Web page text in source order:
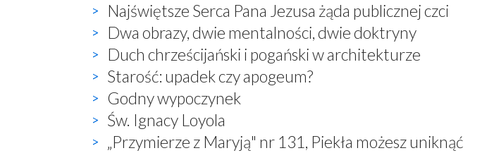
Najświętsze Serca Pana Jezusa żąda publicznej czci
Dwa obrazy, dwie mentalności, dwie doktryny
Duch chrześcijański i pogański w architekturze
Starość: upadek czy apogeum?
Godny wypoczynek
Św. Ignacy Loyola
„Przymierze z Maryją" nr 131, Piekła możesz uniknąć